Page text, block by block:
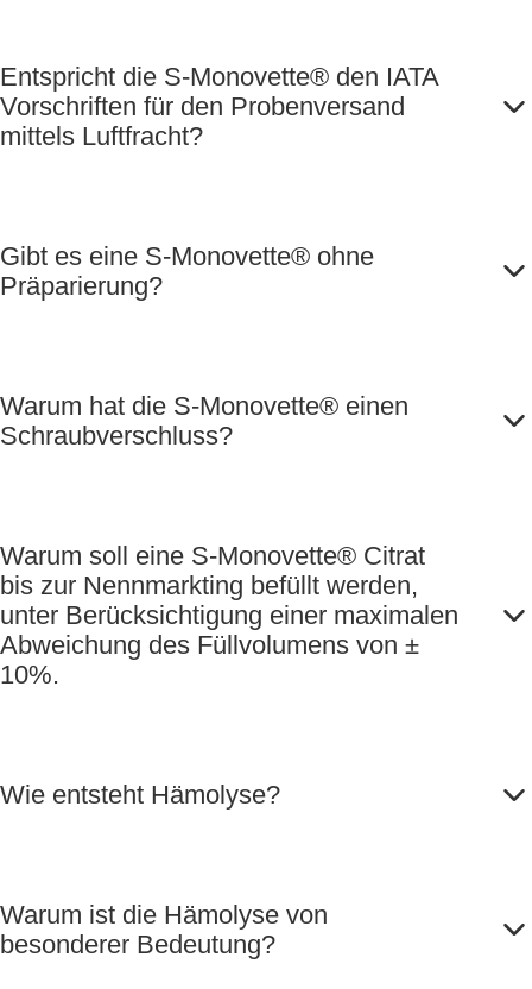
Entspricht die S-Monovette® den IATA
Vorschriften für den Probenversand
mittels Luftfracht?
Gibt es eine S-Monovette® ohne
Präparierung?
Warum hat die S-Monovette® einen
Schraubverschluss?
Warum soll eine S-Monovette® Citrat
bis zur Nennmarkting befüllt werden,
unter Berücksichtigung einer maximalen
Abweichung des Füllvolumens von ±
10%.
Wie entsteht Hämolyse?
Warum ist die Hämolyse von
besonderer Bedeutung?